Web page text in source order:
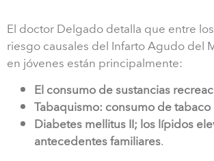
El doctor Delgado detalla que entre
riesgo causales del Infarto Agudo del
en jóvenes están principalmente:
El consumo de sustancias
Tabaquismo: consumo de tabaco
Diabetes mellitus II; los lípidos
antecedentes familiares.